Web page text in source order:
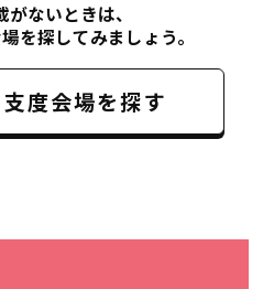
ないときは、
を探してみましょう。
度会場を探す